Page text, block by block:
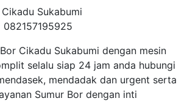
Sukabumi
082157195925
Cikadu Sukabumi dengan mesin
selalu siap 24 jam anda hubungi
mendadak dan urgent serta
Sumur Bor dengan inti